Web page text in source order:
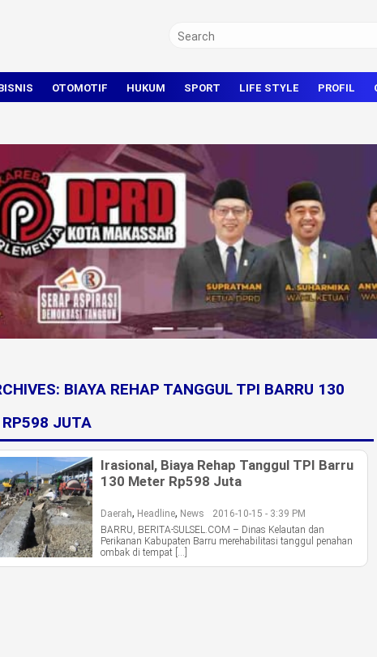
OTOMOTIF HUKUM SPORT LIFE STYLE PROFIL
BIAYA REHAP TANGGUL TPI BARRU 130
RP598 JUTA
Irasional, Biaya Rehap Tanggul TPI Barru
130 Meter Rp598 Juta
Daerah, Headline, News
2016-10-15 - 3:39 PM
BARRU, BERITA-SULSEL.COM – Dinas Kelautan dan
Perikanan Kabupaten Barru merehabilitasi tanggul penahan
ombak di tempat […]